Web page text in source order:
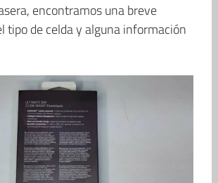
encontramos una breve
tipo de celda y alguna información